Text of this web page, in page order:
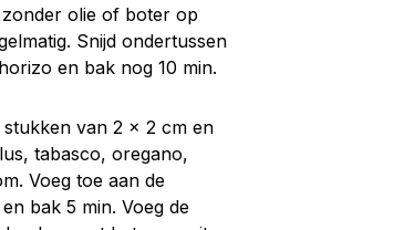
olie of boter op
Snijd ondertussen
en bak nog 10 min.
van 2 x 2 cm en
tabasco, oregano,
Voeg toe aan de
bak 5 min. Voeg de